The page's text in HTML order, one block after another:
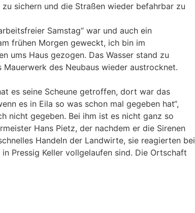
sichern und die Straßen wieder befahrbar zu
Samstag“ war und auch ein
frühen Morgen geweckt, ich bin im
ums Haus gezogen. Das Wasser stand zu
des Neubaus wieder austrocknet.
es seine Scheune getroffen, dort war das
es in Eila so was schon mal gegeben hat“,
nicht gegeben. Bei ihm ist es nicht ganz so
Hans Pietz, der nachdem er die Sirenen
Handeln der Landwirte, sie reagierten bei
Pressig Keller vollgelaufen sind. Die Ortschaft